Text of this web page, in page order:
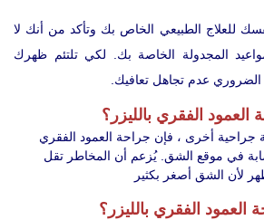
للعلاج الطبيعي الخاص بك وتأكد من أنك لا
المجدولة الخاصة بك. لكي تلتئم ظهرك
عدم تجاهل تعافيك.
الفقري بالليزر؟
جراحية أخرى ، فإن جراحة العمود الفقري
في موقع الشق. يُزعم أن المخاطر تقل
العمود الفقري بالليزر؟